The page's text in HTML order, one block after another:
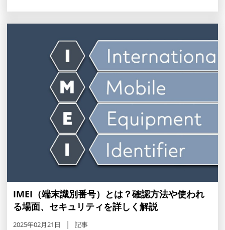
IMEI（端末識別番号）とは？確認方法や使われ
る場面、セキュリティを詳しく解説
2025年02月21日 記事